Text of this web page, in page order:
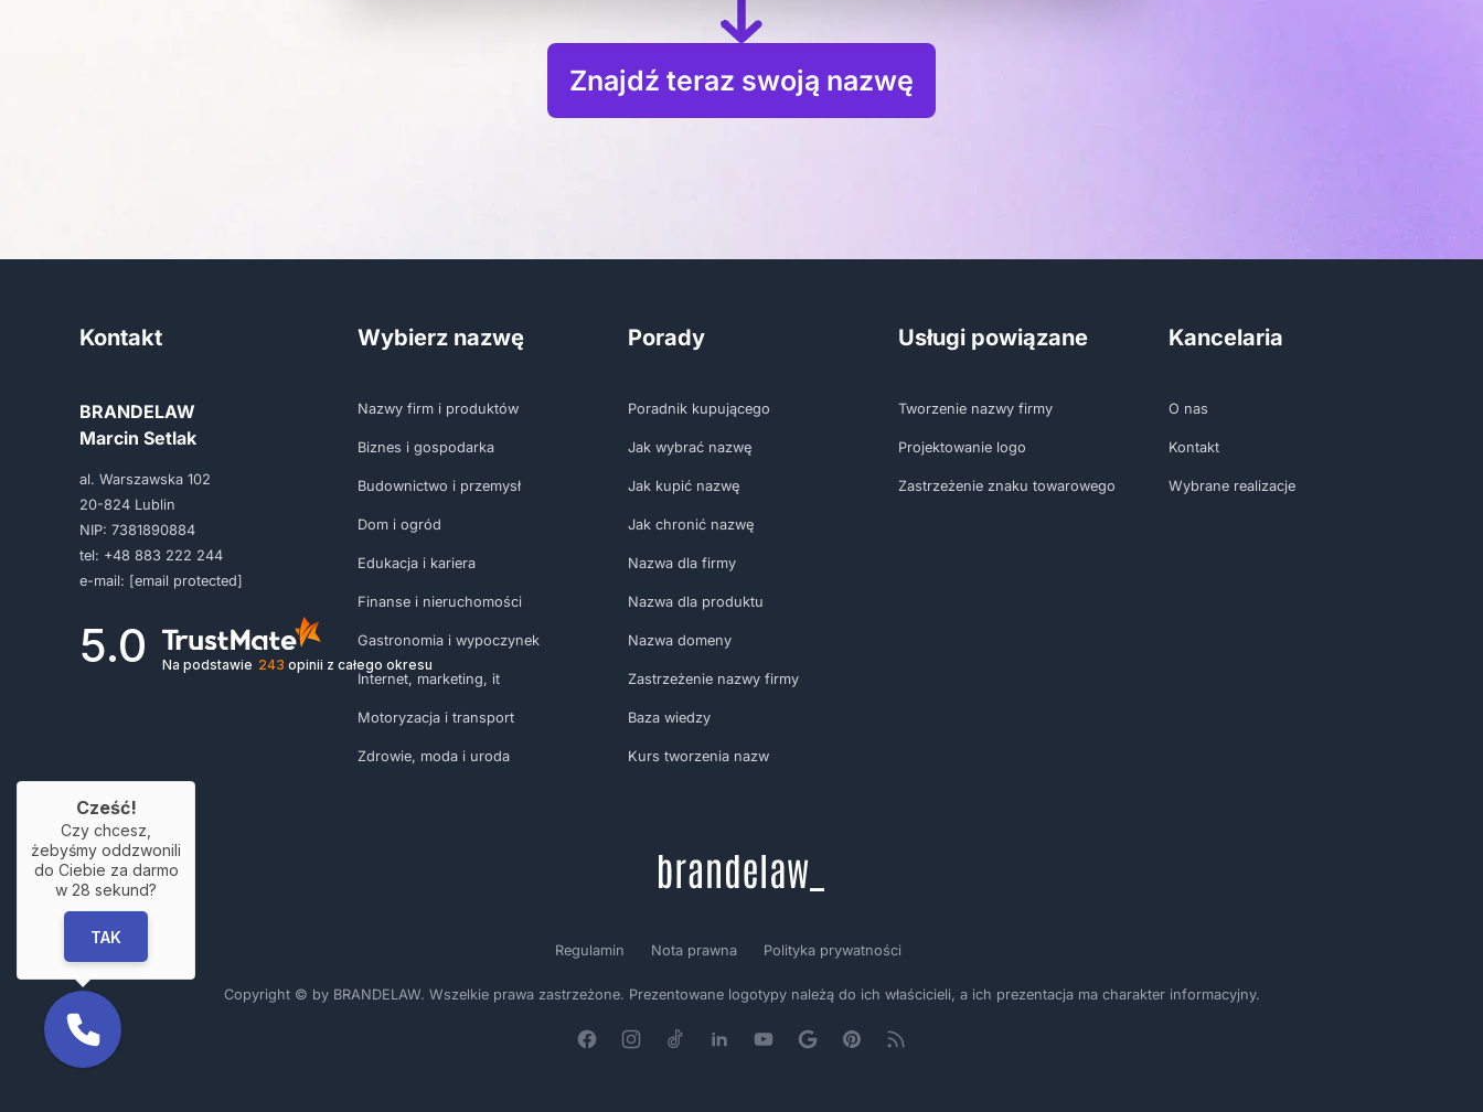
Znajdź teraz swoją nazwę
Kontakt
BRANDELAW
Marcin Setlak
al. Warszawska 102
20-824 Lublin
NIP: 7381890884
tel: +48 883 222 244
e-mail: [email protected]
5.0 Na podstawie 243 opinii z całego okresu
Wybierz nazwę
Nazwy firm i produktów
Biznes i gospodarka
Budownictwo i przemysł
Dom i ogród
Edukacja i kariera
Finanse i nieruchomości
Gastronomia i wypoczynek
Internet, marketing, it
Motoryzacja i transport
Zdrowie, moda i uroda
Porady
Poradnik kupującego
Jak wybrać nazwę
Jak kupić nazwę
Jak chronić nazwę
Nazwa dla firmy
Nazwa dla produktu
Nazwa domeny
Zastrzeżenie nazwy firmy
Baza wiedzy
Kurs tworzenia nazw
Usługi powiązane
Tworzenie nazwy firmy
Projektowanie logo
Zastrzeżenie znaku towarowego
Kancelaria
O nas
Kontakt
Wybrane realizacje
Regulamin Nota prawna Polityka prywatności
Copyright © by BRANDELAW. Wszelkie prawa zastrzeżone. Prezentowane logotypy należą do ich właścicieli, a ich prezentacja ma charakter informacyjny.
Cześć!
Czy chcesz,
żebyśmy oddzwonili
do Ciebie za darmo
w 28 sekund?
TAK